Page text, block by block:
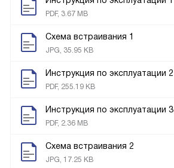
PDF, 3.67 MB
Схема встраивания 1
JPG, 35.95 KB
Инструкция по эксплуатации 2
PDF, 255.19 KB
Инструкция по эксплуатации 3
PDF, 2.36 MB
Схема встраивания 2
JPG, 17.25 KB